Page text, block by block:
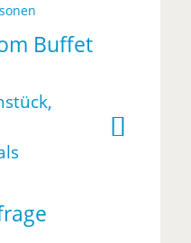
Buffet